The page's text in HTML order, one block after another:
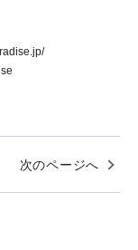
次のページへ